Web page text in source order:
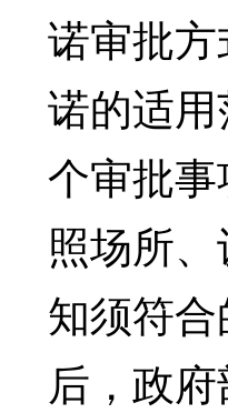
诺审批
诺的适
个审批
照场所
知须符
后，政